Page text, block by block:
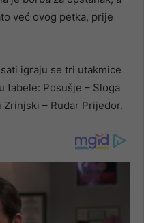
već ovog petka, prije
igraju se tri utakmice
tabele: Posušje – Sloga
– Rudar Prijedor.